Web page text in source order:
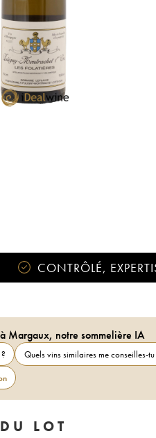
CONTRÔLÉ,
Margaux, notre sommelière IA
Quels vins similaires me conseilles-tu
LOT